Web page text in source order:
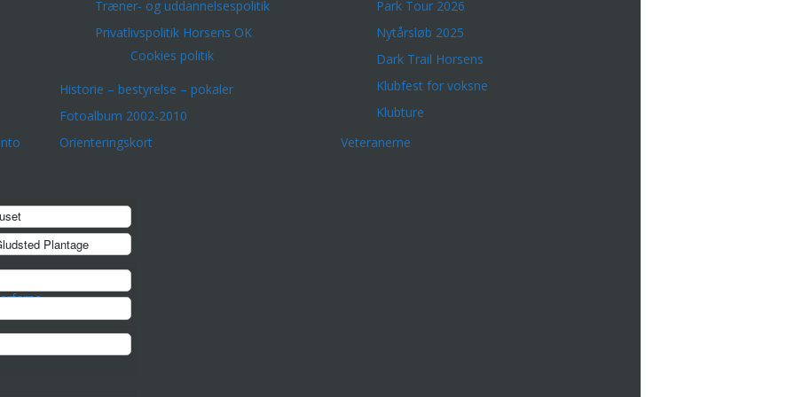
Træner- og uddannelsespolitik
Privatlivspolitik Horsens OK
Cookies politik
Historie – bestyrelse – pokaler
Fotoalbum 2002-2010
Orienteringskort
Park Tour 2026
Nytårsløb 2025
Dark Trail Horsens
Klubfest for voksne
Klubture
Veteranerne
Plantage